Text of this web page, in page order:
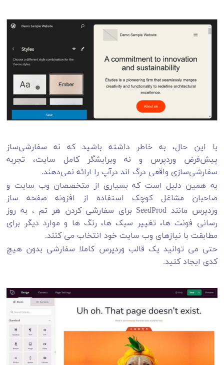
با این حال، به خاطر داشته باشید که نه سفارشی‌ساز
پیش‌فرض وردپرس و نه ویرایشگر کامل سایت، تجربه
سفارشی‌سازی واقعی درگ اند درآپ را ارائه نمی‌دهند.
به همین دلیل است که بسیاری از متخصصان وب سایت و
صاحبان مشاغل کوچک استفاده از افزونه صفحه ساز
وردپرس مانند SeedProd برای سفارشی کردن هر تم ، به روز
رسانی فونت ها، تغییر سبک ها، رنگ ها و موارد دیگر برای
مطابقت با نیازهای وب سایت خود انتخاب می کنند.
حتی می توانید یک قالب وردپرس کاملا سفارشی بدون هیچ
کدی ایجاد کنید.